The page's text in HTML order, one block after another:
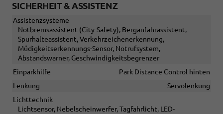
SICHERHEIT & ASSISTENZ
Assistenzsysteme
Notbremsassistent (City-Safety), Berganfahrassistent,
Spurhalteassistent, Verkehrzeichenerkennung,
Müdigkeitserkennungs-Sensor, Notrufsystem,
Abstandswarner, Geschwindigkeitsbegrenzer
Einparkhilfe
Park Distance Control hinten
Lenkung
Servolenkung
Lichttechnik
Lichtsensor, Nebelscheinwerfer, Tagfahrlicht, LED-